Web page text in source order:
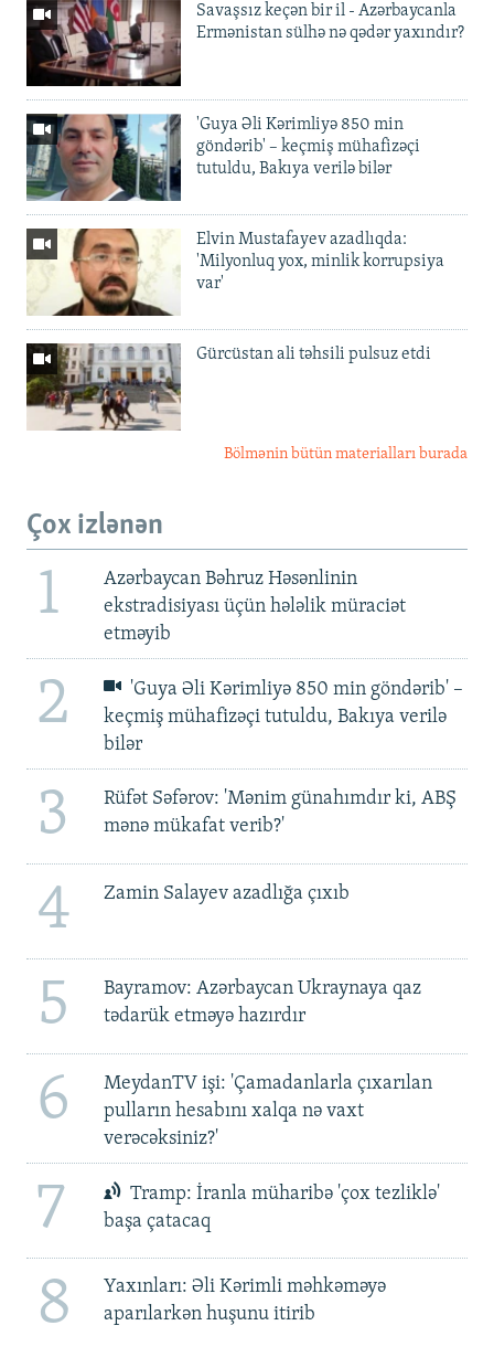
Savaşsız keçən bir il - Azərbaycanla
Ermənistan sülhə nə qədər yaxındır?
'Guya Əli Kərimliyə 850 min
göndərib' – keçmiş mühafizəçi
tutuldu, Bakıya verilə bilər
Elvin Mustafayev azadlıqda:
'Milyonluq yox, minlik korrupsiya
var'
Gürcüstan ali təhsili pulsuz etdi
Bölmənin bütün materialları burada
Çox izlənən
1
Azərbaycan Bəhruz Həsənlinin
ekstradisiyası üçün hələlik müraciət
etməyib
2
'Guya Əli Kərimliyə 850 min göndərib' –
keçmiş mühafizəçi tutuldu, Bakıya verilə
bilər
3
Rüfət Səfərov: 'Mənim günahımdır ki, ABŞ
mənə mükafat verib?'
4 Zamin Salayev azadlığa çıxıb
5
Bayramov: Azərbaycan Ukraynaya qaz
tədarük etməyə hazırdır
6
MeydanTV işi: 'Çamadanlarla çıxarılan
pulların hesabını xalqa nə vaxt
verəcəksiniz?'
7
Tramp: İranla müharibə 'çox tezliklə'
başa çatacaq
8
Yaxınları: Əli Kərimli məhkəməyə
aparılarkən huşunu itirib